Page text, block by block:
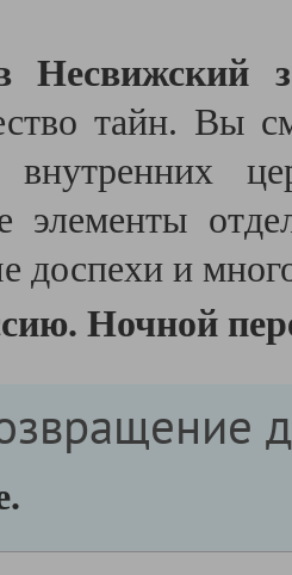
Несвижский
тайн. Вы
элементы
доспехи и
Ночной